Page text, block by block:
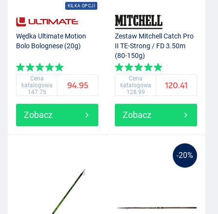
KILKA OPCJI
Wędka Ultimate Motion
Bolo Bolognese (20g)
Cena
katalogowa
147.75
94.95
Zobacz
Zestaw Mitchell Catch Pro
II TE-Strong / FD 3.50m
(80-150g)
Cena
katalogowa
128.99
120.41
Zobacz
-20%